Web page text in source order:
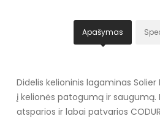
Apašymas
Didelis kelioninis lagaminas
į kelionės patogumą ir saugumą.
atsparios ir labai patvarios